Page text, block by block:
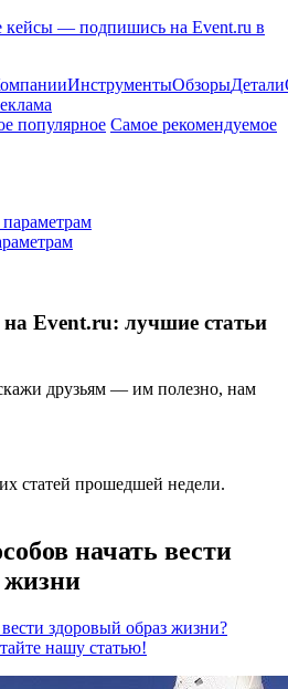
кейсы — подпишись на Event.ru в
ИнструментыОбзорыДетали
популярное Самое рекомендуемое
Event.ru: лучшие статьи
друзьям — им полезно, нам
статей прошедшей недели.
начать вести
жизни
здоровый образ жизни?
нашу статью!